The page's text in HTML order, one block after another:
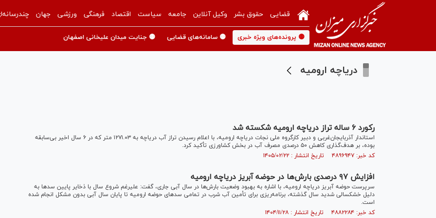
قضایی حقوق بشر وکیل آنلاین جامعه سیاست اقتصاد فرهنگی ورزشی جهان
🟡 پرونده‌های ویژه خبری 🟡 سامانه‌های قضایی 🟡 جنایت میدان علیخانی اصفهان
دریاچه ارومیه
رکورد ۶ ساله تراز دریاچه ارومیه شکسته شد
استاندار آذربایجان‌غربی و دبیر کارگروه ملی نجات دریاچه ارومیه، با اعلام رسیدن تراز آب دریاچه به ۱۲۷۱.۰۳ متر که در ۶ سال اخیر بی‌سابقه
بوده، بر هدف‌گذاری کاهش ۵۰ درصدی مصرف آب در بخش کشاورزی تأکید کرد.
کد خبر: ۴۸۹۶۹۴۷ تاریخ انتشار : ۱۴۰۵/۰۲/۲۲
افزایش ۹۷ درصدی بارش‌ها در حوضه آبریز دریاچه ارومیه
سرپرست حوضه آبریز دریاچه ارومیه، با اشاره به بهبود وضعیت بارش‌ها در سال آبی جاری، گفت: علیرغم شروع سال با ذخایر پایین سدها به
دلیل خشکسالی شدید سال گذشته، برنامه‌ریزی برای تأمین آب شرب در تمامی سدهای حوضه ارومیه تا پایان سال آبی بدون مشکل انجام شده
است.
کد خبر: ۴۸۸۲۲۸۴ تاریخ انتشار : ۱۴۰۴/۱۱/۲۸